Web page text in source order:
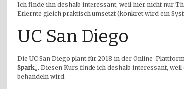
Ich finde ihn deshalb interessant, weil hier nicht nur
Erlernte gleich praktisch umsetzt (konkret wird ein
UC San Diego
Die UC San Diego plant für 2018 in der Online-Plattform
Spark„. Diesen Kurs finde ich deshalb interessant,
behandeln wird.